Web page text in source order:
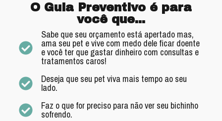
O Guia Preventivo é para
você que...
Sabe que seu orçamento está apertado mas,
ama seu pet e vive com medo dele ficar doente
e você ter que gastar dinheiro com consultas e
tratamentos caros!
Deseja que seu pet viva mais tempo ao seu
lado.
Faz o que for preciso para não ver seu bichinho
sofrendo.